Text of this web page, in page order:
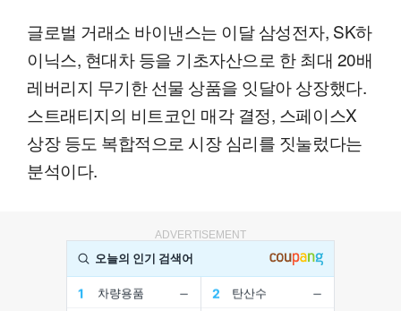
글로벌 거래소 바이낸스는 이달 삼성전자, SK하
이닉스, 현대차 등을 기초자산으로 한 최대 20배
레버리지 무기한 선물 상품을 잇달아 상장했다.
스트래티지의 비트코인 매각 결정, 스페이스X
상장 등도 복합적으로 시장 심리를 짓눌렀다는
분석이다.
ADVERTISEMENT